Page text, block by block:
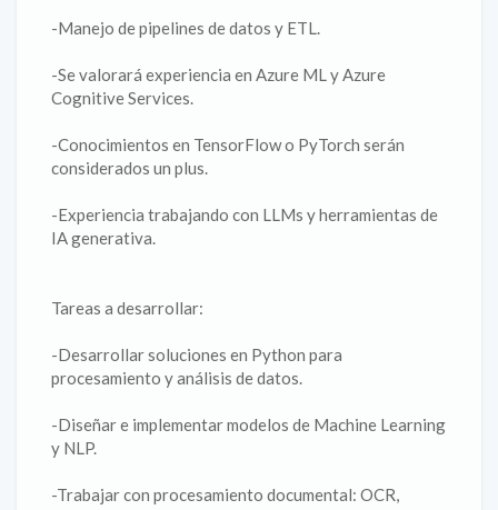
-Manejo de pipelines de datos y ETL.
-Se valorará experiencia en Azure ML y Azure
Cognitive Services.
-Conocimientos en TensorFlow o PyTorch serán
considerados un plus.
-Experiencia trabajando con LLMs y herramientas de
IA generativa.
Tareas a desarrollar:
-Desarrollar soluciones en Python para
procesamiento y análisis de datos.
-Diseñar e implementar modelos de Machine Learning
y NLP.
-Trabajar con procesamiento documental: OCR,